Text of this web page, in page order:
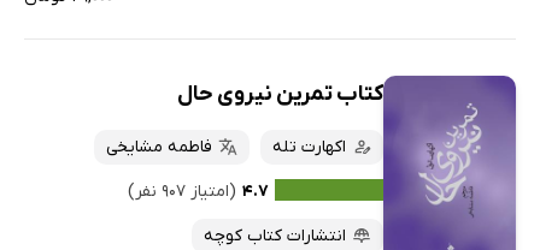
کتاب تمرین نیروی حال
اکهارت تله
فاطمه مشایخی
۴.۷ (امتیاز ۹۰۷ نفر)
انتشارات کتاب کوچه